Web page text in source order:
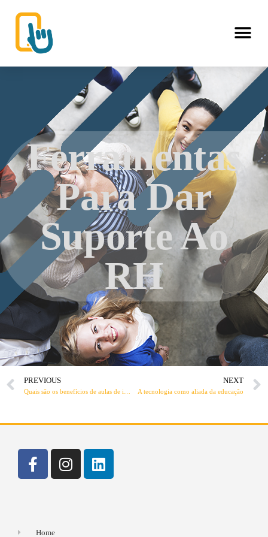
Ferramentas
Para Dar
Suporte Ao
RH
PREVIOUS NEXT
A tecnologia como aliada da educação
Home